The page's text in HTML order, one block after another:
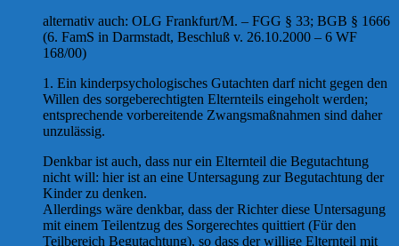
alternativ auch: OLG Frankfurt/M. – FGG § 33; BGB § 1666
(6. FamS in Darmstadt, Beschluß v. 26.10.2000 – 6 WF
168/00)
1. Ein kinderpsychologisches Gutachten darf nicht gegen den
Willen des sorgeberechtigten Elternteils eingeholt werden;
entsprechende vorbereitende Zwangsmaßnahmen sind daher
unzulässig.
Denkbar ist auch, dass nur ein Elternteil die Begutachtung
nicht will: hier ist an eine Untersagung zur Begutachtung der
Kinder zu denken.
Allerdings wäre denkbar, dass der Richter diese Untersagung
mit einem Teilentzug des Sorgerechtes quittiert (Für den
Teilbereich Begutachtung), so dass der willige Elternteil mit